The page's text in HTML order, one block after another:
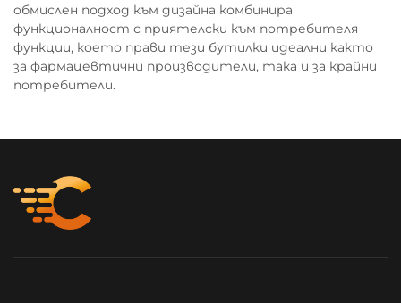
обмислен подход към дизайна комбинира
функционалност с приятелски към потребителя
функции, което прави тези бутилки идеални както
за фармацевтични производители, така и за крайни
потребители.